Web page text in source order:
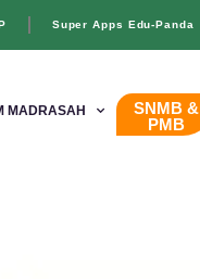
Super Apps Edu-Panda
MADRASAH
SNMB &
PMB